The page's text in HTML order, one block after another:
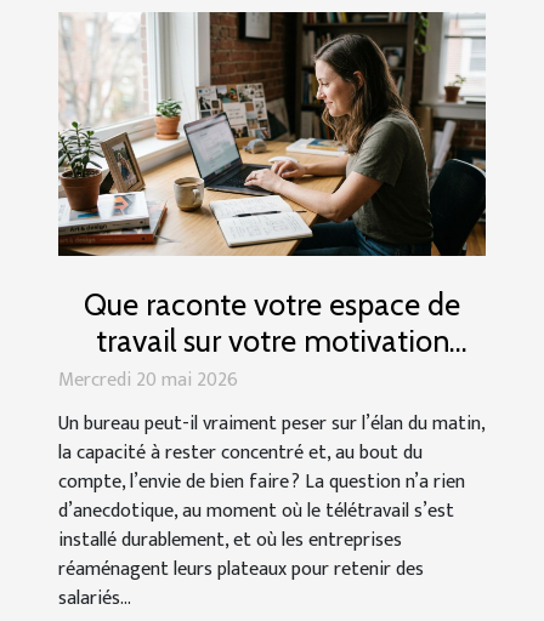
Que raconte votre espace de
travail sur votre motivation
quotidienne ?
Mercredi 20 mai 2026
Un bureau peut-il vraiment peser sur l’élan du matin,
la capacité à rester concentré et, au bout du
compte, l’envie de bien faire ? La question n’a rien
d’anecdotique, au moment où le télétravail s’est
installé durablement, et où les entreprises
réaménagent leurs plateaux pour retenir des
salariés...